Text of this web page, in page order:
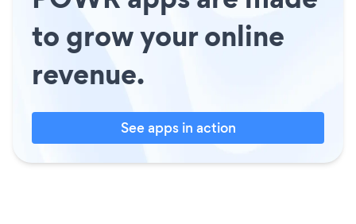
to grow your online
revenue.
See apps in action